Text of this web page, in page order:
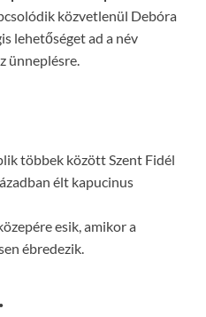
közvetlenül Debóra
lehetőséget ad a név
ünneplésre.
többek között Szent Fidél
élt kapucinus
esik, amikor a
ébredezik.